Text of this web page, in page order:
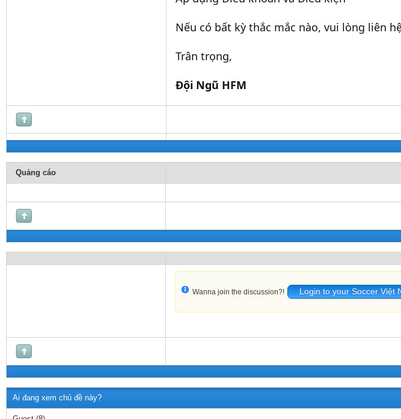
Nếu có bất kỳ thắc mắc nào, vui lòng liên
Trân trọng,
Đội Ngũ HFM
Quảng cáo
Wanna join the discussion?! Login to your Soccer Việt
Ai đang xem chủ đề này?